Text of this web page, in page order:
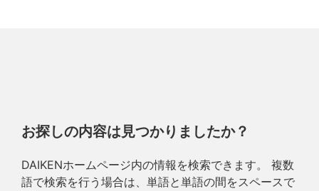
お探しの内容は見つかりましたか？
DAIKENホームページ内の情報を検索できます。 複数
語で検索を行う場合は、単語と単語の間をスペースで